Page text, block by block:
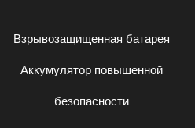
Взрывозащищенная батарея
Аккумулятор повышенной
безопасности